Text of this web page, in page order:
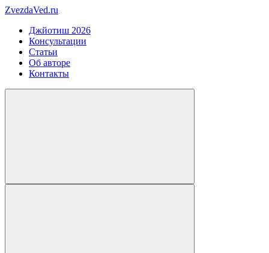
ZvezdaVed.ru
Джйотиш 2026
Консультации
Статьи
Об авторе
Контакты